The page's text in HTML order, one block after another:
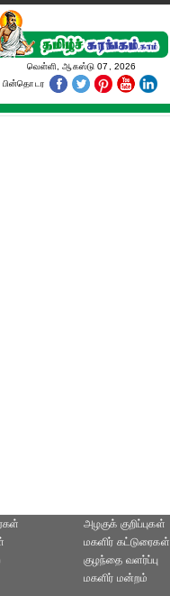
வெள்ளி, ஆகஸ்டு 07, 2026
பின்தொடர
அழகுக் குறிப்புகள்
மகளிர் கட்டுரைகள்
குழந்தை வளர்ப்பு
மகளிர் மன்றம்